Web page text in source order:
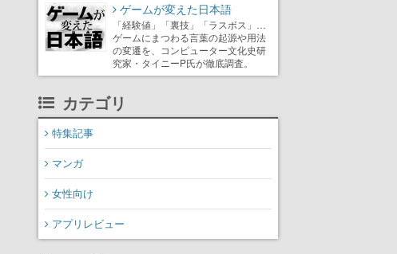
ゲームが変えた日本語
「経験値」「裏技」「ラスボス」…
ゲームにまつわる言葉の起源や用法
の変遷を、コンピューター文化史研
究家・タイニーP氏が徹底調査。
カテゴリ
特集記事
マンガ
女性向け
アプリレビュー